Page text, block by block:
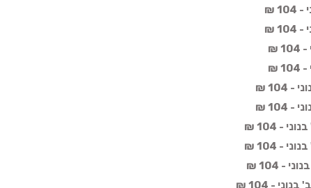
₪
₪
₪
₪
₪
₪
- 104 ₪
- 104 ₪
- 104 ₪
- 104 ₪